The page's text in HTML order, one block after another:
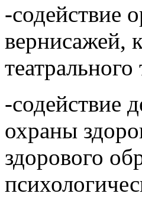
-содействие
вернисажей,
театрального
-содействие
охраны
здорового